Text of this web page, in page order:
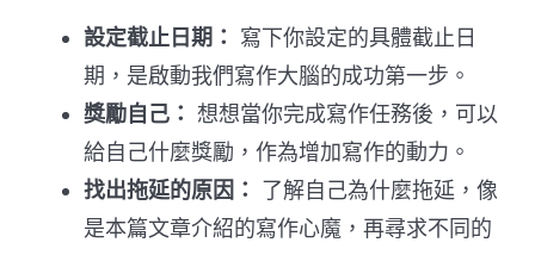
設定截止日期：
寫下你設定的具體截止日
期，是啟動我們寫作大腦的成功第一步。
獎勵自己： 想想當你完成寫作任務後，可以
給自己什麼獎勵，作為增加寫作的動力。
找出拖延的原因：
了解自己為什麼拖延，像
是本篇文章介紹的寫作心魔，再尋求不同的